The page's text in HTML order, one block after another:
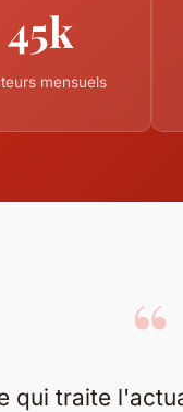
45k
mensuels
“
qui traite